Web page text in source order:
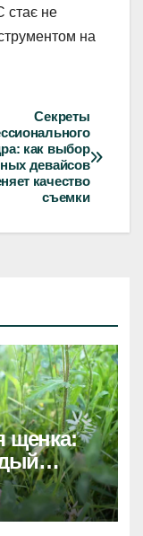
стає не
на
Секреты
как выбор
девайсов
качество
съемки
щенка: